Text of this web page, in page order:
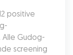
positive
Alle Gudog-
screening